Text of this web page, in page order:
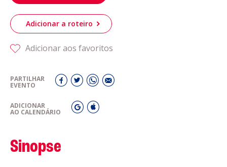
Adicionar a roteiro
Adicionar aos favoritos
PARTILHAR
EVENTO
ADICIONAR
AO CALENDÁRIO
Sinopse